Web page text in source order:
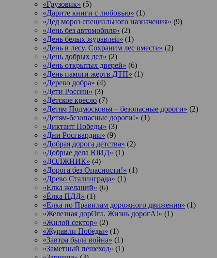
«Грузовик» (5)
«Дарите книги с любовью» (1)
«Дед мороз специального назначения» (9)
«День без автомобиля» (2)
«День белых журавлей» (1)
«День в лесу. Сохраним лес вместе» (2)
«День добрых дел» (2)
«День открытых дверей» (6)
«День памяти жертв ДТП» (1)
«Дерево добра» (4)
«Дети России» (3)
«Детское кресло (7)
«Детям Подмосковья – безопасные дороги» (2)
«Детям-безопасные дороги!» (1)
«Диктант Победы» (3)
«Дни Росгвардии» (9)
«Добрая дорога детства» (2)
«Добрые дела ЮИД» (1)
«ДОЛЖНИК» (4)
«Дорога без Опасности!» (1)
«Древо Сталинграда» (1)
«Елка желаний» (6)
«Ёлка ПДД» (1)
«Елка по Правилам дорожного движения» (1)
«Железная дорОга. Жизнь дорогА!» (1)
«Жилой сектор» (2)
«Журавли Победы» (1)
«Завтра была война» (1)
«Заметный пешеход» (1)